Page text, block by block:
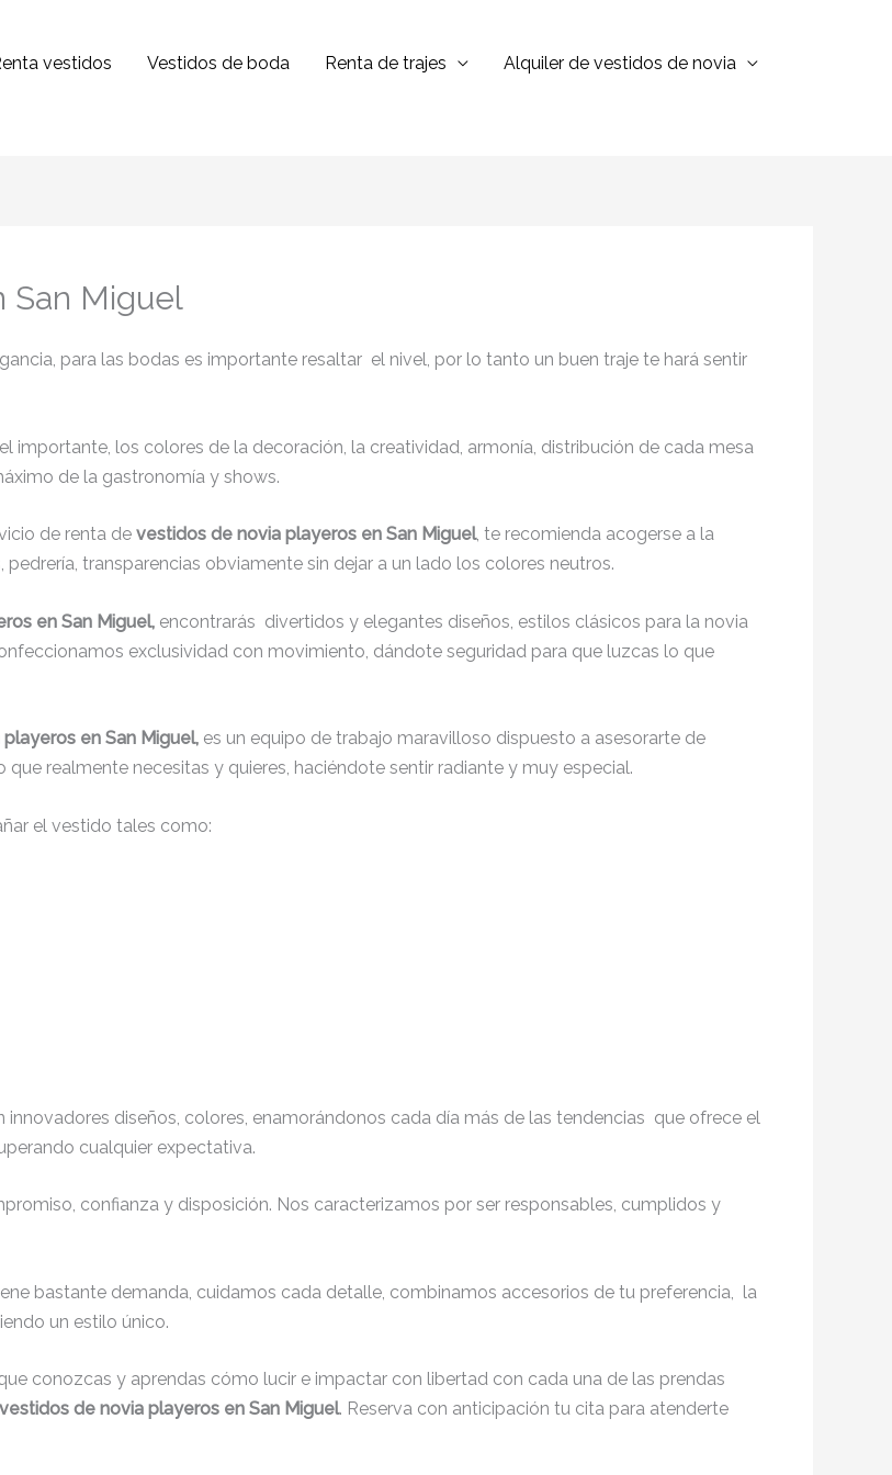
vestidos Vestidos de boda Renta de trajes
Alquiler de vestidos de novia
San Miguel
para las bodas es importante resaltar el nivel, por lo tanto un buen traje te hará sentir
importante, los colores de la decoración, la creatividad, armonía, distribución de cada mesa
de la gastronomía y shows.
de renta de vestidos de novia playeros en San Miguel, te recomienda acogerse a la
transparencias obviamente sin dejar a un lado los colores neutros.
en San Miguel, encontrarás divertidos y elegantes diseños, estilos clásicos para la novia
exclusividad con movimiento, dándote seguridad para que luzcas lo que
en San Miguel, es un equipo de trabajo maravilloso dispuesto a asesorarte de
realmente necesitas y quieres, haciéndote sentir radiante y muy especial.
el vestido tales como:
diseños, colores, enamorándonos cada día más de las tendencias que ofrece el
cualquier expectativa.
confianza y disposición. Nos caracterizamos por ser responsables, cumplidos y
bastante demanda, cuidamos cada detalle, combinamos accesorios de tu preferencia, la
un estilo único.
conozcas y aprendas cómo lucir e impactar con libertad con cada una de las prendas
vestidos de novia playeros en San Miguel. Reserva con anticipación tu cita para atenderte